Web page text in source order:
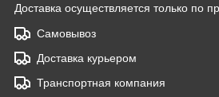
Доставка осуществляется только по
Самовывоз
Доставка курьером
Транспортная компания